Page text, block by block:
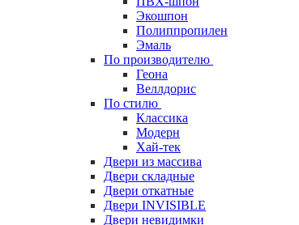
Экошпон
Полиппропилен
Эмаль
По производителю
Геона
Веллдорис
По стилю
Классика
Модерн
Хай-тек
Двери из массива
Двери складные
Двери откатные
Двери INVISIBLE
Двери невидимки